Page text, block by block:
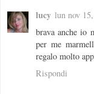
lucy lun nov
brava anche io
per me
regalo molto
Rispondi